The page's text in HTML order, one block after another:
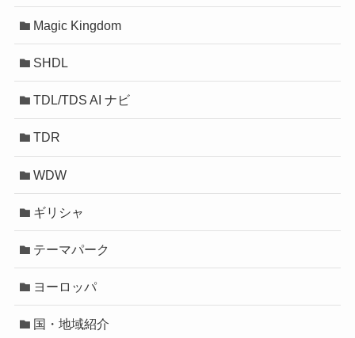
Magic Kingdom
SHDL
TDL/TDS AI ナビ
TDR
WDW
ギリシャ
テーマパーク
ヨーロッパ
国・地域紹介